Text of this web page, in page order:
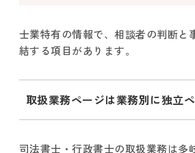
士業特有の情報で、相談者の判断と
結する項目があります。
取扱業務ページは業務別に独立
司法書士・行政書士の取扱業務は多